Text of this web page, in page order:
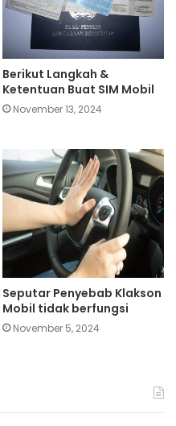
Berikut Langkah &
Ketentuan Buat SIM Mobil
November 13, 2024
Seputar Penyebab Klakson
Mobil tidak berfungsi
November 5, 2024